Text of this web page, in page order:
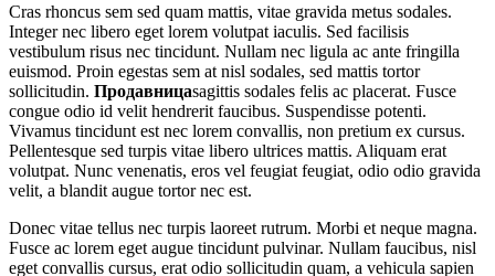
Cras rhoncus sem sed quam mattis, vitae gravida metus sodales.
Integer nec libero eget lorem volutpat iaculis. Sed facilisis
vestibulum risus nec tincidunt. Nullam nec ligula ac ante fringilla
euismod. Proin egestas sem at nisl sodales, sed mattis tortor
sollicitudin. Продавницаsagittis sodales felis ac placerat. Fusce
congue odio id velit hendrerit faucibus. Suspendisse potenti.
Vivamus tincidunt est nec lorem convallis, non pretium ex cursus.
Pellentesque sed turpis vitae libero ultrices mattis. Aliquam erat
volutpat. Nunc venenatis, eros vel feugiat feugiat, odio odio gravida
velit, a blandit augue tortor nec est.
Donec vitae tellus nec turpis laoreet rutrum. Morbi et neque magna.
Fusce ac lorem eget augue tincidunt pulvinar. Nullam faucibus, nisl
eget convallis cursus, erat odio sollicitudin quam, a vehicula sapien